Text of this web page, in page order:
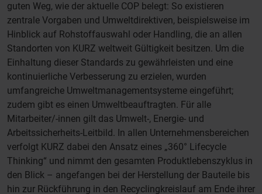
guten Weg, wie der aktuelle COP belegt: So existieren
zentrale Vorgaben und Umweltdirektiven, beispielsweise im
Hinblick auf Rohstoffauswahl oder Handling, die an allen
Standorten von KURZ weltweit Gültigkeit besitzen. Um die
Einhaltung dieser Standards zu gewährleisten und eine
kontinuierliche Verbesserung zu erzielen, wurden
umfangreiche Umweltmanagementsysteme eingeführt;
zudem gibt es einen Umweltbeauftragten. Für alle
Mitarbeiter/-innen gilt das Umwelt-, Energie- und
Arbeitssicherheits-Leitbild. In allen Unternehmensbereichen
verfolgt KURZ dabei den Ansatz eines „360° Lifecycle
Thinking“ und nimmt den gesamten Produktlebenszyklus in
den Blick – angefangen bei der Herstellung der Bauteile bis
hin zur Rückführung in den Recyclingkreislauf am Ende ihrer